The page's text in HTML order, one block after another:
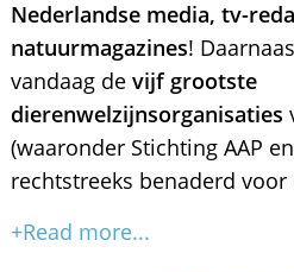
Nederlandse media, tv-
natuurmagazines!
vandaag de vijf grootste
dierenwelzijnsorganisaties
(waaronder Stichting AAP
rechtstreeks benaderd
+Read more...